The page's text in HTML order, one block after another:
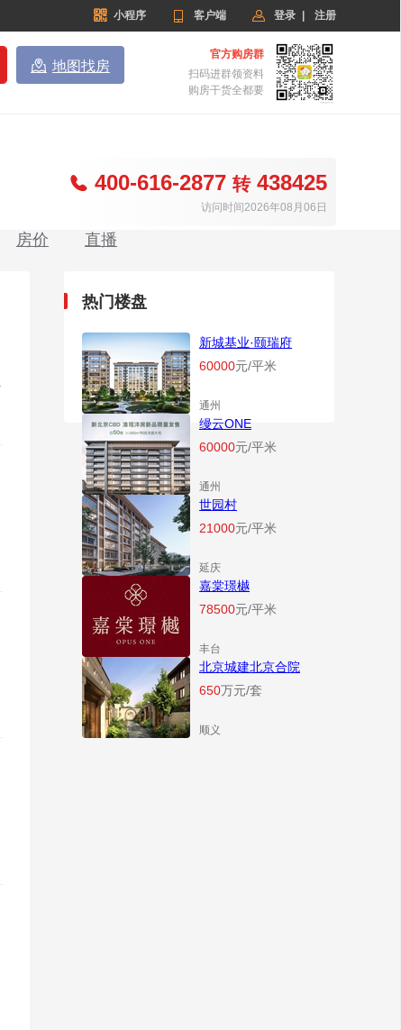
 小程序  客户端  登录 注册
 地图找房
官方购房群
扫码进群领资料
购房干货全都要
 400-616-2877 转438425
访问时间2026年08月06日
房价
直播
热门楼盘
新城基业·颐瑞府
60000元/平米
通州
缦云ONE
60000元/平米
通州
世园村
21000元/平米
延庆
嘉棠璟樾
78500元/平米
丰台
北京城建北京合院
650万元/套
顺义